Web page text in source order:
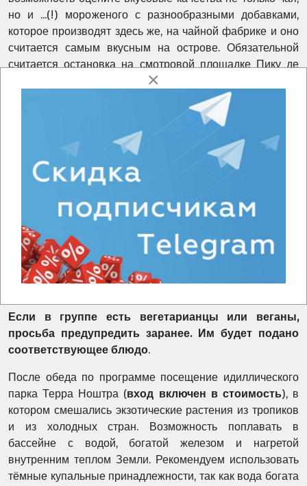
но и ...(!) мороженого с разнообразными добавками,
которое производят здесь же, на чайной фабрике и оно
считается самым вкусным на острове. Обязательной
считается остановка на смотровой площадке Пику де
Ферру с возможностью сделать фотографии Фурнаша с
Самая впечатляющая часть экскурсии проходит в самом
Фурнаше – Долине Гротов. Это цветущий сад с
одноимённым озером и журчащими горячими
ручейками в глубине широкого кратера. В полдень –
визит на берег озера Фурнаш, в Калдейраш (
включен в стоимость ), в обжигающем паре
котлованов которого готовится знаменитая Кузида
(жаркое из местных сортов мяса и овощей, томившееся
около 6 часов в земле). В присутствии туристов её
извлекают из недр земли и подают на
Если в группе есть вегетарианцы или веганы,
просьба предупредить заранее. Им будет подано
соответствующее блюдо.
После обеда по программе посещение идиллического
парка Терра Ноштра (вход включен в стоимость), в
котором смешались экзотические растения из тропиков
и из холодных стран. Возможность поплавать в
бассейне с водой, богатой железом и нагретой
внутренним теплом Земли. Рекомендуем использовать
тёмные купальные принадлежности, так как вода богата
×